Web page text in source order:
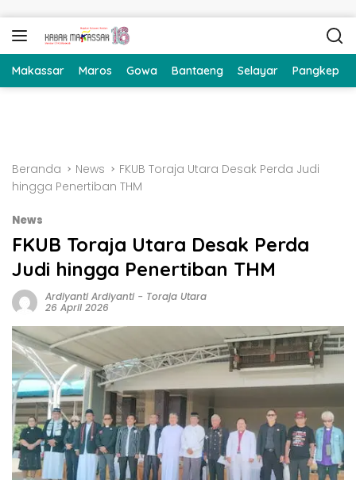
Makassar Maros Gowa Bantaeng Selayar Pangkep
Beranda News
FKUB Toraja Utara Desak Perda Judi
hingga Penertiban THM
News
FKUB Toraja Utara Desak Perda
Judi hingga Penertiban THM
Ardiyanti Ardiyanti- Toraja Utara
26 April 2026